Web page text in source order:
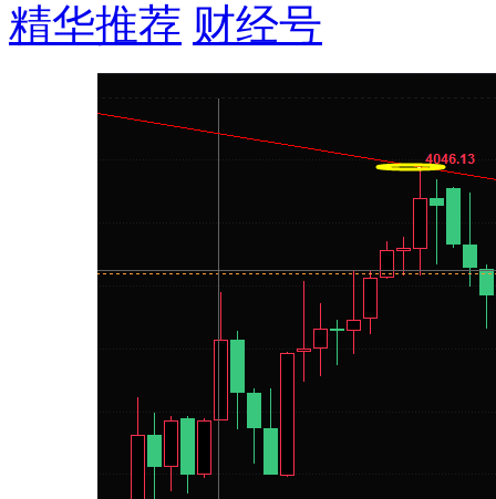
精华推荐 财经号